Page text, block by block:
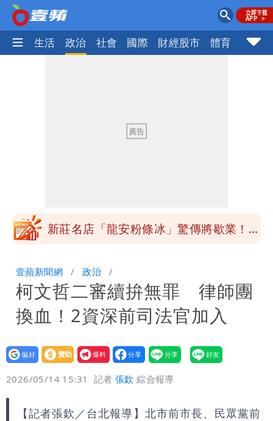
尚 生活 政治 社會 國際 財經股市 體育 壹蘋
住！徐巧芯籲不必出征像青鳥
3資深房仲涉犯《個資法》遭搜索約談
新莊名店「龍安粉條冰」驚傳將歇業！饕
住！徐巧芯籲不必出征像青鳥
3資深房仲涉犯《個資法》遭搜索約談
士檢訊後全部聲押禁見
壹蘋新聞網 政治
柯文哲二審續拚無罪 律師團
換血！2資深前司法官加入
設為
贊助
我要
爆料
2026/05/14 15:31 記者張欽 綜合報導
【記者張欽／台北報導】北市前市長、民眾黨前